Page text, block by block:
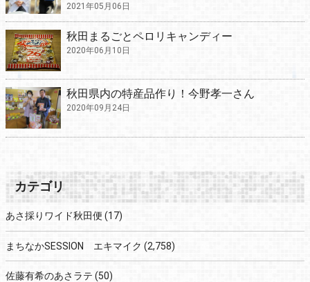
2021年05月06日
秋田まるごとペロリキャンディー
2020年06月10日
秋田県内の特産品作り！今野孝一さん
2020年09月24日
カテゴリ
あさ採りワイド秋田便 (17)
まちなかSESSION エキマイク (2,758)
佐藤有希のあさラテ (50)